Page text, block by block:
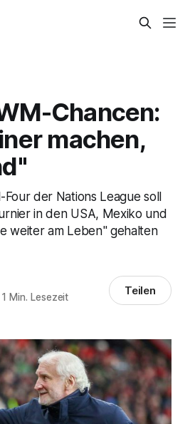
Chancen:
machen,
Four der Nations League soll
in den USA, Mexiko und
weiter am Leben" gehalten
Min. Lesezeit Teilen